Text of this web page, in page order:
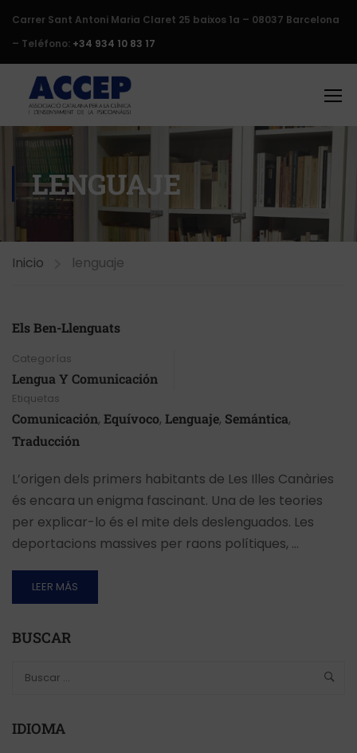
Carrer Sant Antoni Maria Claret 25 baixos 1a – 08037 Barcelona
– Teléfono: +34 934 10 83 17
LENGUAJE
Inicio lenguaje
Els Ben-Llenguats
Categorías
Lengua Y Comunicación
Etiquetas
Comunicación, Equívoco, Lenguaje, Semántica,
Traducción
L’origen dels primers habitants de Les Illes Canàries
és encara un enigma fascinant. Una de les teories
per explicar-lo és el mite dels deslenguados. Les
deportacions massives per raons polítiques, …
LEER MÁS
BUSCAR
IDIOMA